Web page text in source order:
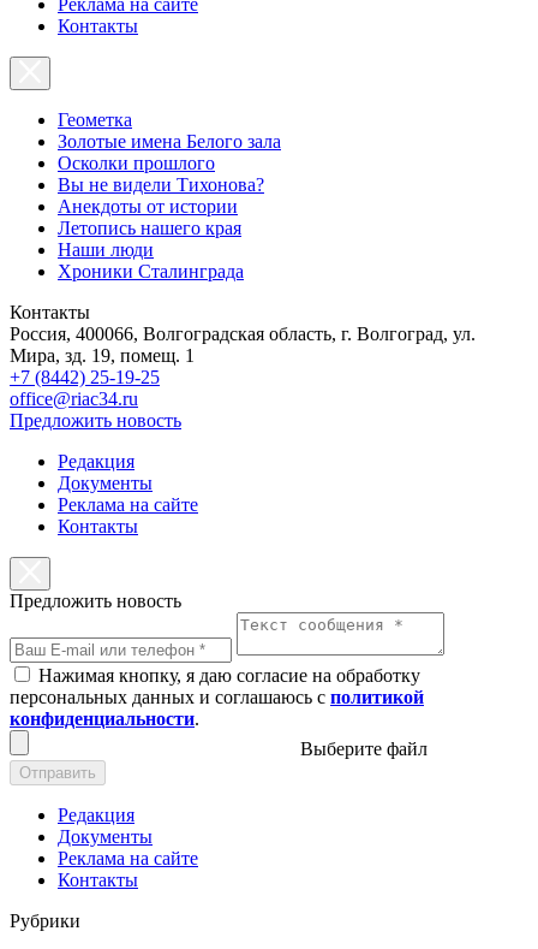
Контакты
Геометка
Золотые имена Белого зала
Осколки прошлого
Вы не видели Тихонова?
Анекдоты от истории
Летопись нашего края
Наши люди
Хроники Сталинграда
Контакты
Россия, 400066, Волгоградская область, г. Волгоград, ул.
Мира, зд. 19, помещ. 1
+7 (8442) 25-19-25
office@riac34.ru
Предложить новость
Редакция
Документы
Реклама на сайте
Контакты
Предложить новость
Нажимая кнопку, я даю согласие на обработку
персональных данных и соглашаюсь с политикой
конфиденциальности.
Выберите файл
Отправить
Редакция
Документы
Реклама на сайте
Контакты
Рубрики